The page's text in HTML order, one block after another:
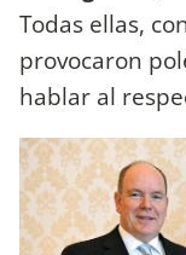
Todas ellas,
provocaron
hablar al